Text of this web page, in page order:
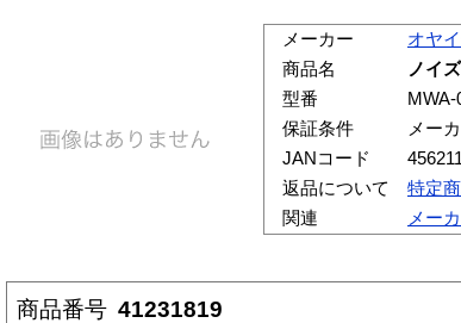
メーカー
オヤ
商品名
ノイ
型番
MWA-
保証条件
メー
JANコード
返品について
特定
関連
メー
商品番号 41231819